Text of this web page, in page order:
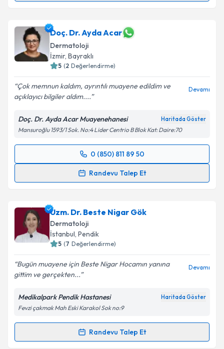
takvim hazırlandığında e-posta ile bilgilendireceğiz.
E-posta Adresiniz
Kişisel verilerimin işlenmesine ilişkin
kapsamda işlenmesini kabul ediyorum.
Takvim Talebini Gönder
Doç. Dr. Ayda Acar
Dermatoloji
İzmir, Bayraklı
5 (2 Değerlendirme)
Çok memnun kaldım, ayrıntılı muayene edildim ve
açıklayıcı bilgiler aldım....
Devamı
Doç. Dr. Ayda Acar Muayenehanesi Haritada Göster
Mansuroğlu 1593/1 Sok. No:4 Lider Centrio B Blok Kat: Daire:70
0 (850) 811 89 50
Randevu Talep Et
Randevu Takvimi Talebi
takvim hazırlandığında e-posta ile bilgilendireceğiz.
E-posta Adresiniz
Kişisel verilerimin işlenmesine ilişkin
kapsamda işlenmesini kabul ediyorum.
Takvim Talebini Gönder
Uzm. Dr. Beste Nigar Gök
Dermatoloji
İstanbul, Pendik
5 (7 Değerlendirme)
Bugün muayene için Beste Nigar Hocamın yanına
gittim ve gerçekten...
Devamı
Medikalpark Pendik Hastanesi Haritada Göster
Fevzi çakmak Mah Eski Karakol Sok no:9
Randevu Talep Et
Randevu Takvimi Talebi